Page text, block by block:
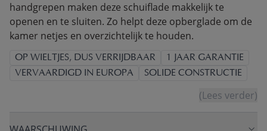
handgrepen maken deze schuiflade makkelijk te
openen en te sluiten. Zo helpt deze opberglade om de
kamer netjes en overzichtelijk te houden.
OP WIELTJES, DUS VERRIJDBAAR
1 JAAR GARANTIE
VERVAARDIGD IN EUROPA
SOLIDE CONSTRUCTIE
(Lees verder)